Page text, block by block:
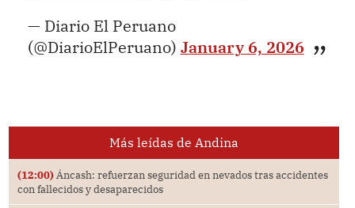
— Diario El Peruano
(@DiarioElPeruano) January 6, 2026
Más leídas de Andina
(12:00) Áncash: refuerzan seguridad en nevados tras accidentes
con fallecidos y desaparecidos